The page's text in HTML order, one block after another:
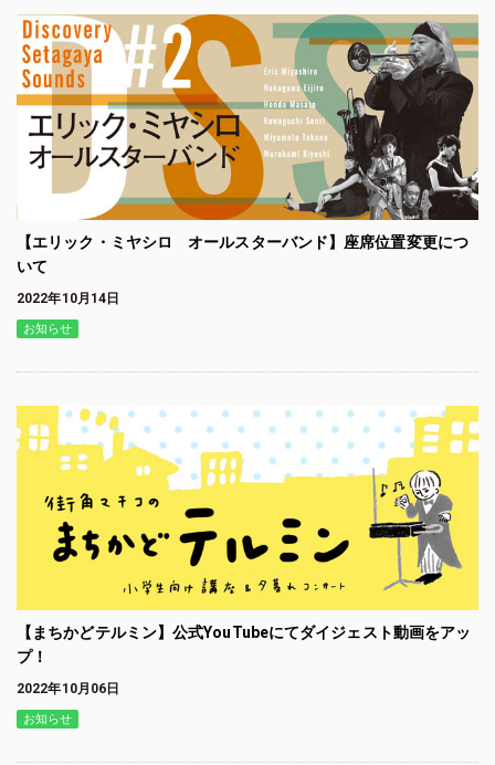
【エリック・ミヤシロ オールスターバンド】座席位置変更につ
いて
2022年10月14日
お知らせ
【まちかどテルミン】公式YouTubeにてダイジェスト動画をアッ
プ！
2022年10月06日
お知らせ